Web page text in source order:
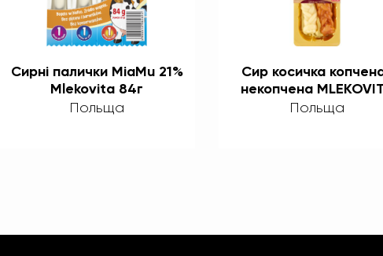
Сирні палички MiaMu 21%
Mlekovita 84г
Польща
Сир косичка
некопчена
160г
Польща